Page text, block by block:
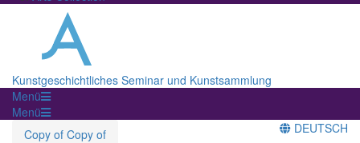
Kunstgeschichtliches Seminar und Kunstsammlung
Menü
Menü
Copy of Copy of
DEUTSCH